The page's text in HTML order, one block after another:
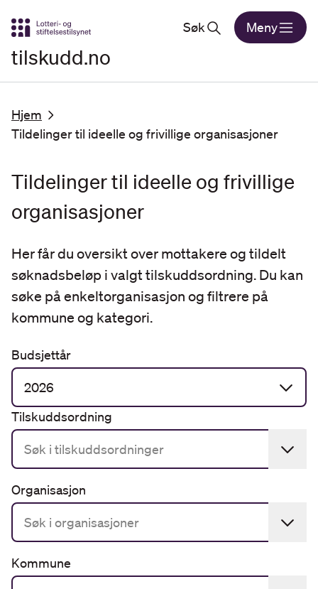
Gå til hovedinnhold
Søk Meny
tilskudd.no
Hjem
Tildelinger til ideelle og frivillige organisasjoner
Tildelinger til ideelle og frivillige
organisasjoner
Her får du oversikt over mottakere og tildelt
søknadsbeløp i valgt tilskuddsordning. Du kan
søke på enkeltorganisasjon og filtrere på
kommune og kategori.
Budsjettår
2026
Tilskuddsordning
Organisasjon
Kommune